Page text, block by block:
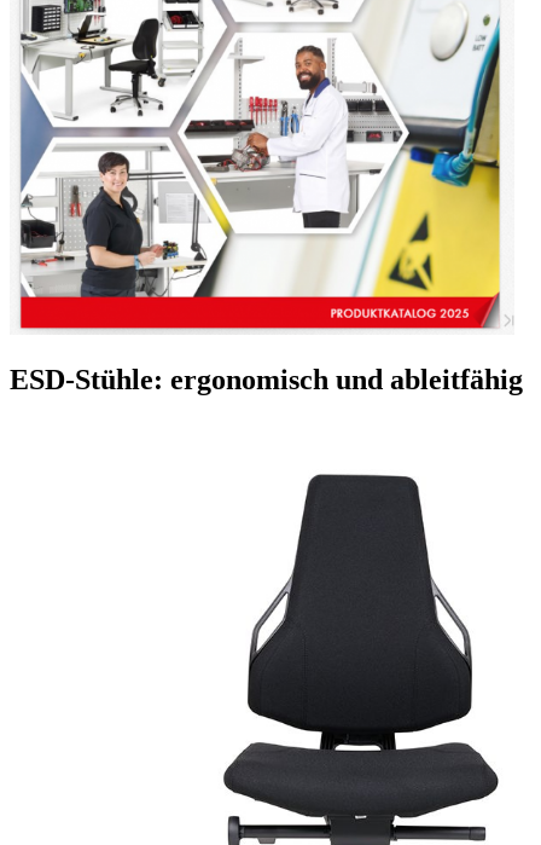
ESD-Stühle: ergonomisch und ableitfähig